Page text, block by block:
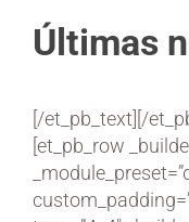
Últimas
[/et_pb_text][/
[et_pb_row